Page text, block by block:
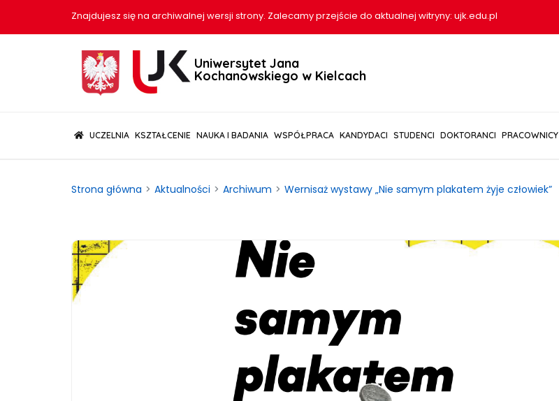
Znajdujesz się na archiwalnej wersji strony. Zalecamy przejście do aktualnej witryny: ujk.edu.pl
Uniwersytet Jana
Kochanowskiego w Kielcach
(CURRENT)
UCZELNIA KSZTAŁCENIE NAUKA I BADANIA WSPÓŁPRACA KANDYDACI STUDENCI DOKTORANCI PRACOWNICY
Strona główna Aktualności Archiwum Wernisaż wystawy „Nie samym plakatem żyje człowiek”